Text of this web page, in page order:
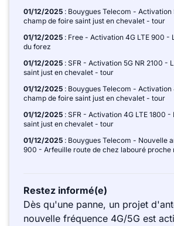
01/12/2025 : Bouygues Telecom - Activation
champ de foire saint just en chevalet - tour
01/12/2025 : Free - Activation 4G LTE 900 -
du forez
01/12/2025 : SFR - Activation 5G NR 2100 -
saint just en chevalet - tour
01/12/2025 : Bouygues Telecom - Activation
champ de foire saint just en chevalet - tour
01/12/2025 : SFR - Activation 4G LTE 1800
saint just en chevalet - tour
01/12/2025 : Bouygues Telecom - Nouvelle
900 - Arfeuille route de chez labouré proche
Restez informé(e)
Dès qu'une panne, un projet
nouvelle fréquence 4G/5G est